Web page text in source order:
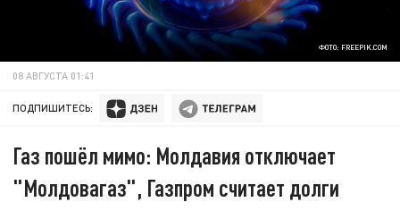
ФОТО: FREEPIK.COM
08 АВГУСТА 01:41
ПОДПИШИТЕСЬ:
Газ пошёл мимо: Молдавия отключает
"Молдовагаз", Газпром считает долги